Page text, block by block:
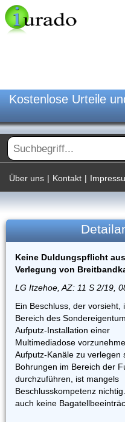
Kostenlose Urteile
Über uns | Kontakt |
Keine Duldungspflicht
Verlegung von
LG Itzehoe, AZ: 11 S 2/19,
Ein Beschluss, der vorsieht,
Bereich des
Aufputz-Installation einer
Multimediadose
Aufputz-Kanäle zu verlegen
Bohrungen im Bereich der
durchzuführen, ist mangels
Beschlusskompetenz
auch keine